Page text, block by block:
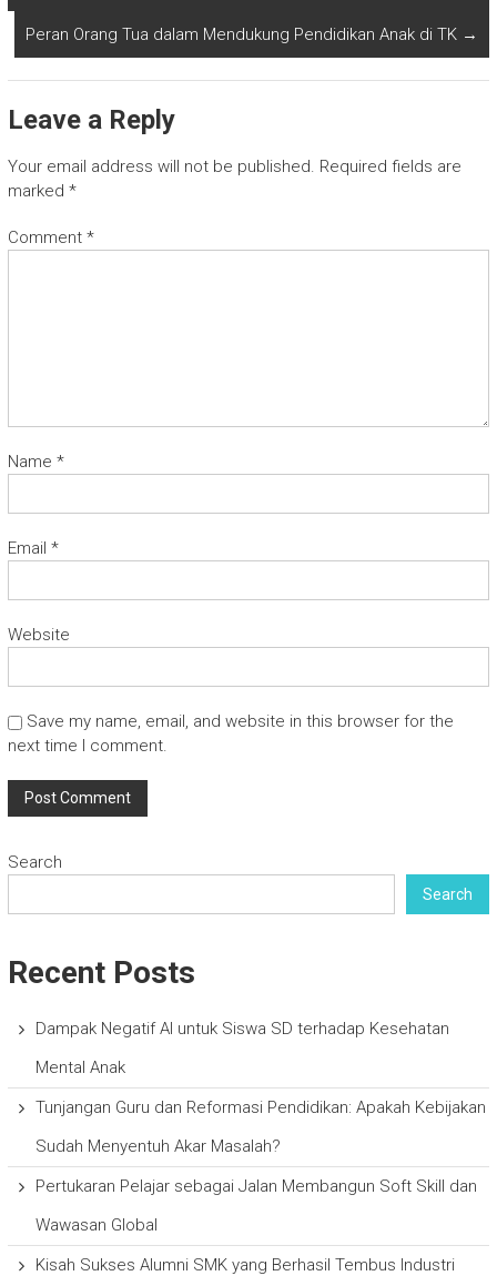
Peran Orang Tua dalam Mendukung Pendidikan Anak di TK →
Leave a Reply
Your email address will not be published. Required fields are
marked *
Comment *
Name *
Email *
Website
Save my name, email, and website in this browser for the
next time I comment.
Search
Search
Recent Posts
Dampak Negatif AI untuk Siswa SD terhadap Kesehatan
Mental Anak
Tunjangan Guru dan Reformasi Pendidikan: Apakah Kebijakan
Sudah Menyentuh Akar Masalah?
Pertukaran Pelajar sebagai Jalan Membangun Soft Skill dan
Wawasan Global
Kisah Sukses Alumni SMK yang Berhasil Tembus Industri